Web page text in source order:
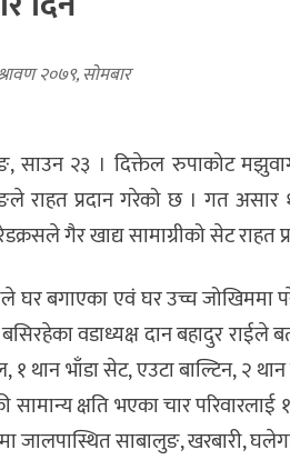
२०७९, सोमबार
साउन २३ । दिक्तेल रुपाकोट
राहत प्रदान गरेको छ । गत असार
गैर खाद्य सामाग्रीको सेट राहत
घर बगाएका एवं घर उच्च जोखिममा
वडाध्यक्ष दान बहादुर राईले
१ थान भाँडा सेट, एउटा बाल्टिन, २
सामान्य क्षति भएका चार
जालपास्थित साबालुङ, खरबारी,